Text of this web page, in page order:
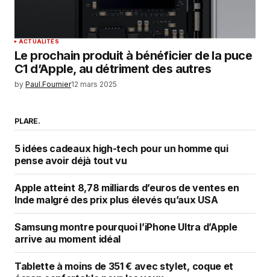
ACTUALITÉS
Le prochain produit à bénéficier de la puce
C1 d’Apple, au détriment des autres
by Paul.Fournier12 mars 2025
PLARE.
5 idées cadeaux high-tech pour un homme qui
pense avoir déjà tout vu
Apple atteint 8,78 milliards d’euros de ventes en
Inde malgré des prix plus élevés qu’aux USA
Samsung montre pourquoi l’iPhone Ultra d’Apple
arrive au moment idéal
Tablette à moins de 351 € avec stylet, coque et